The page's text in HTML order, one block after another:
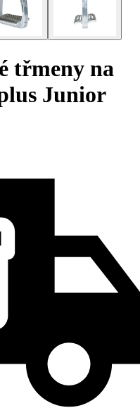
třmeny na
Junior